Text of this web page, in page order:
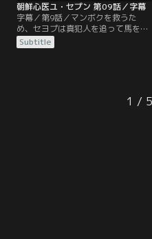
朝鮮心医ユ・セプン 第09話／字幕
字幕／第9話／マンボクを救うた
め、セヨプは真犯人を追って馬を走
らせる。刑の執行が刻一刻と迫る
中、セヨプは無事にマンボクを助け
のにしようとしていた。一方、ソラ
ク村で一番の勢家の子ソクチョル
Subtitle
1